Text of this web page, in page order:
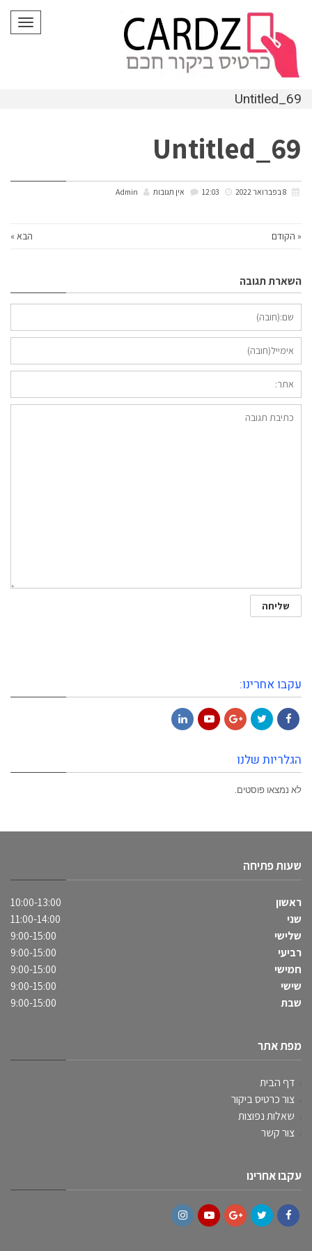
תפריט
Untitled_69
Untitled_69
אין תגובות Admin
« הקודם הבא »
השארת תגובה
עקבו אחרינו:
הגלריות שלנו
לא נמצאו פוסטים.
שעות פתיחה
ראשון
10:00-13:00
שני
11:00-14:00
שלישי
9:00-15:00
רביעי
9:00-15:00
חמישי
9:00-15:00
שישי
9:00-15:00
שבת
9:00-15:00
מפת אתר
דף הבית
צור כרטיס ביקור
שאלות נפוצות
צור קשר
עקבו אחרינו